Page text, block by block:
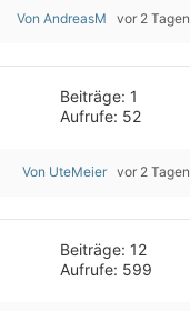
Von AndreasM vor 2 Tagen
Beiträge: 1
Aufrufe: 52
Von UteMeier vor 2 Tagen
Beiträge: 12
Aufrufe: 599